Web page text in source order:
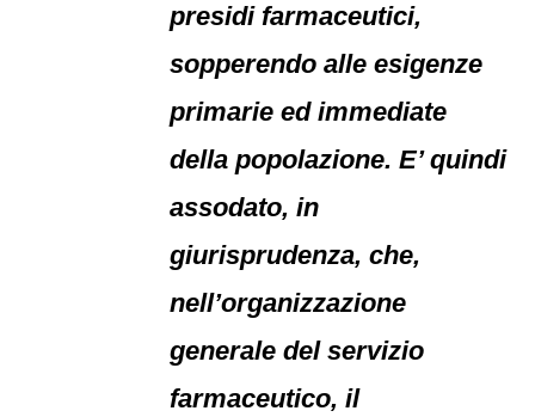
presidi farmaceutici,
sopperendo alle esigenze
primarie ed immediate
della popolazione. E’ quindi
assodato, in
giurisprudenza, che,
nell’organizzazione
generale del servizio
farmaceutico, il